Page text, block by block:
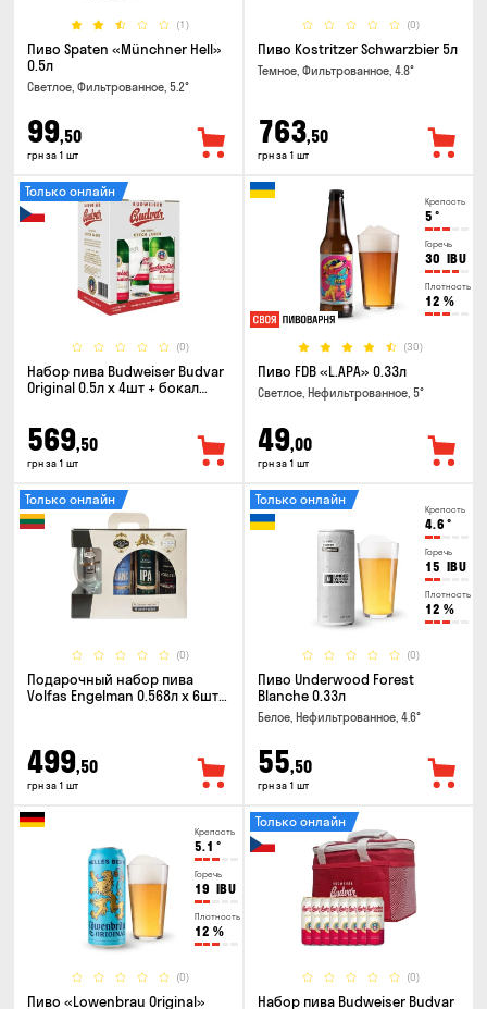
(1)
Пиво Spaten «Münchner Hell»
0.5л
Светлое, Фильтрованное, 5.2°
99,50
грн за 1 шт
(0)
Пиво Kostritzer Schwarzbier 5л
Темное, Фильтрованное, 4.8°
763,50
грн за 1 шт
(0)
Только онлайн
Набор пива Budweiser Budvar
Original 0.5л х 4шт + бокал
569,50
грн за 1 шт
Крепость
5 °
Горечь
30 IBU
Плотность
12 %
(30)
Пиво FDB «L.APA» 0.33л
Светлое, Нефильтрованное, 5°
49,00
грн за 1 шт
(0)
Только онлайн
Подарочный набор пива
Volfas Engelman 0.568л x 6шт +
499,50
грн за 1 шт
Крепость
4.6 °
Горечь
15 IBU
Плотность
12 %
(0)
Только онлайн
Пиво Underwood Forest
Blanche 0.33л
Белое, Нефильтрованное, 4.6°
55,50
грн за 1 шт
Крепость
5.1 °
Горечь
19 IBU
Плотность
12 %
(0)
Пиво «Lowenbrau Original»
(0)
Только онлайн
Набор пива Budweiser Budvar